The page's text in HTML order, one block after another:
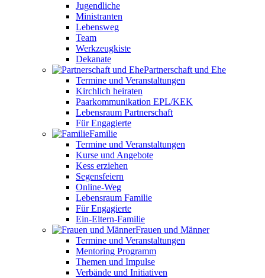
Jugendliche
Ministranten
Lebensweg
Team
Werkzeugkiste
Dekanate
Partnerschaft und Ehe
Termine und Veranstaltungen
Kirchlich heiraten
Paarkommunikation EPL/KEK
Lebensraum Partnerschaft
Für Engagierte
Familie
Termine und Veranstaltungen
Kurse und Angebote
Kess erziehen
Segensfeiern
Online-Weg
Lebensraum Familie
Für Engagierte
Ein-Eltern-Familie
Frauen und Männer
Termine und Veranstaltungen
Mentoring Programm
Themen und Impulse
Verbände und Initiativen